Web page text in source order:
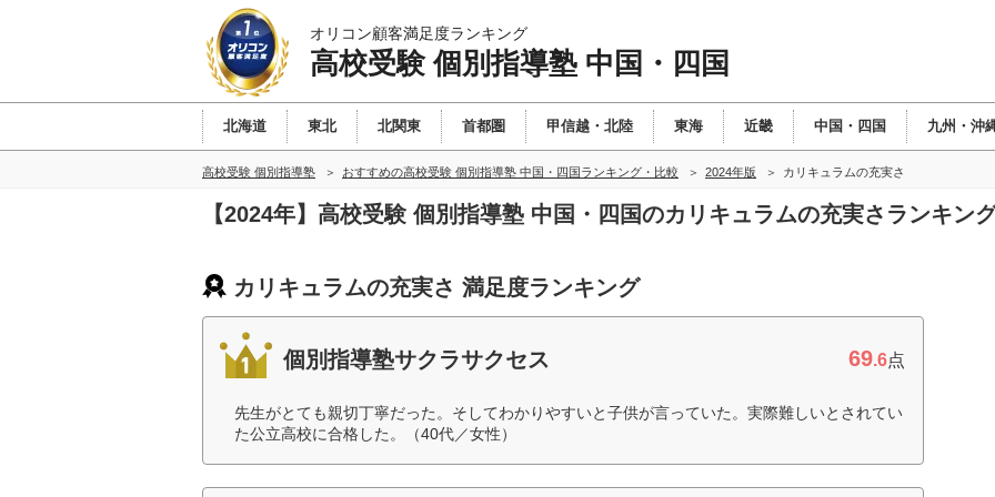
オリコン顧客満足度ランキング
高校受験 個別指導塾 中国・四国
北海道 東北 北関東 首都圏 甲信越・北陸 東海 近畿 中国・四国 九州・沖
高校受験 個別指導塾 おすすめの高校受験 個別指導塾 中国・四国ランキング・比較 2024年版 カリキュラムの充実さ
【2024年】高校受験 個別指導塾 中国・四国のカリキュラムの充実さランキン
カリキュラムの充実さ 満足度ランキング
個別指導塾サクラサクセス 69.6点
先生がとても親切丁寧だった。そしてわかりやすいと子供が言っていた。実際難しいとされてい
た公立高校に合格した。（40代／女性）